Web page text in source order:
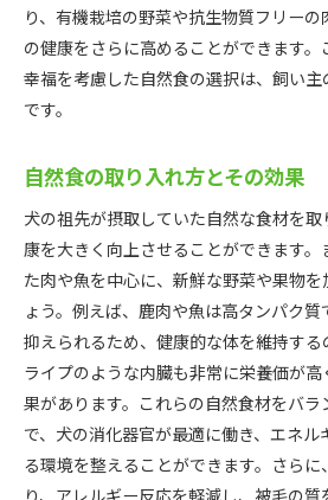
り、有機栽培の野菜や抗生物質フリー
の健康をさらに高めることができます
幸福を考慮した自然食の選択は、飼い
です。
自然食の取り入れ方とその効果
犬の祖先が摂取していた自然な食材を
康を大きく向上させることができます
た肉や魚を中心に、新鮮な野菜や果物
ょう。例えば、鹿肉や魚は高タンパク
抑えられるため、健康的な体を維持す
ライプのような内臓も非常に栄養価が
果があります。これらの自然食材をバ
で、犬の消化器官が最適に働き、エネル
る環境を整えることができます。さら